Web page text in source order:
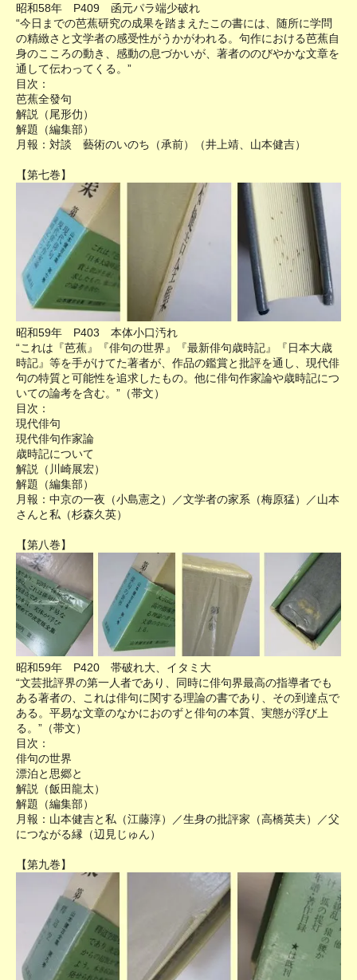
昭和58年 P409 函元パラ端少破れ
“今日までの芭蕉研究の成果を踏まえたこの書には、随所に学問
の精緻さと文学者の感受性がうかがわれる。句作における芭蕉自
身のこころの動き、感動の息づかいが、著者ののびやかな文章を
通して伝わってくる。”
目次：
芭蕉全發句
解説（尾形仂）
解題（編集部）
月報：対談 藝術のいのち（承前）（井上靖、山本健吉）
【第七巻】
昭和59年 P403 本体小口汚れ
“これは『芭蕉』『俳句の世界』『最新俳句歳時記』『日本大歳
時記』等を手がけてた著者が、作品の鑑賞と批評を通し、現代俳
句の特質と可能性を追求したもの。他に俳句作家論や歳時記につ
いての論考を含む。”（帯文）
目次：
現代俳句
現代俳句作家論
歳時記について
解説（川崎展宏）
解題（編集部）
月報：中京の一夜（小島憲之）／文学者の家系（梅原猛）／山本
さんと私（杉森久英）
【第八巻】
昭和59年 P420 帯破れ大、イタミ大
“文芸批評界の第一人者であり、同時に俳句界最高の指導者でも
ある著者の、これは俳句に関する理論の書であり、その到達点で
ある。平易な文章のなかにおのずと俳句の本質、実態が浮び上
る。”（帯文）
目次：
俳句の世界
漂泊と思郷と
解説（飯田龍太）
解題（編集部）
月報：山本健吉と私（江藤淳）／生身の批評家（高橋英夫）／父
につながる縁（辺見じゅん）
【第九巻】